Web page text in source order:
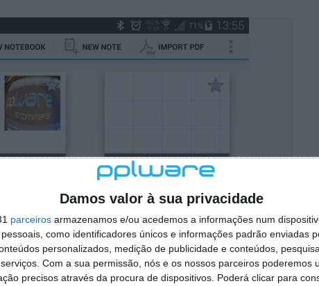
Damos valor à sua privacidade
parceiros armazenamos e/ou acedemos a informações num
como identificadores únicos e informações padrão enviadas
personalizados, medição de publicidade e conteúdos,
Com a sua permissão, nós e os nossos parceiros poderemos
precisos através da procura de dispositivos. Poderá clicar para
próxima